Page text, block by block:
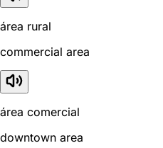
área rural
commercial area
área comercial
downtown area